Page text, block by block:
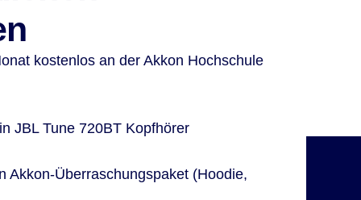
kostenlos an der Akkon Hochschule
JBL Tune 720BT Kopfhörer
Akkon-Überraschungspaket (Hoodie,